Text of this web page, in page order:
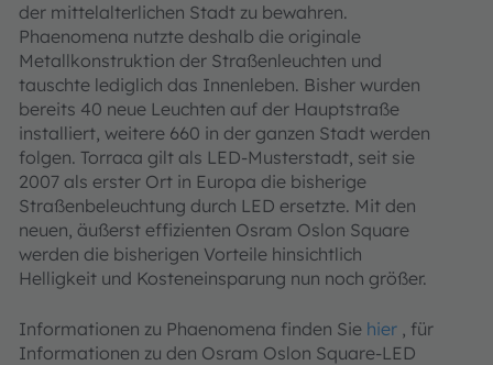
der mittelalterlichen Stadt zu bewahren.
Phaenomena nutzte deshalb die originale
Metallkonstruktion der Straßenleuchten und
tauschte lediglich das Innenleben. Bisher wurden
bereits 40 neue Leuchten auf der Hauptstraße
installiert, weitere 660 in der ganzen Stadt werden
folgen. Torraca gilt als LED-Musterstadt, seit sie
2007 als erster Ort in Europa die bisherige
Straßenbeleuchtung durch LED ersetzte. Mit den
neuen, äußerst effizienten Osram Oslon Square
werden die bisherigen Vorteile hinsichtlich
Helligkeit und Kosteneinsparung nun noch größer.
Informationen zu Phaenomena finden Sie hier , für
Informationen zu den Osram Oslon Square-LED